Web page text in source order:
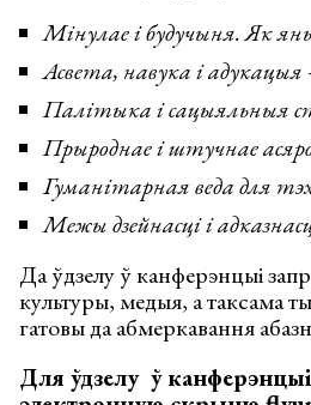
Мінулае і будучыня. Як
Асвета, навука і адукацыя
Палітыка і сацыяльныя
Прыроднае і штучнае
Гуманітарная веда для
Межы дзейнасці і
Да ўдзелу ў канферэнцыі
культуры, медыя, а таксама
гатовы да абмеркавання
Для ўдзелу ў